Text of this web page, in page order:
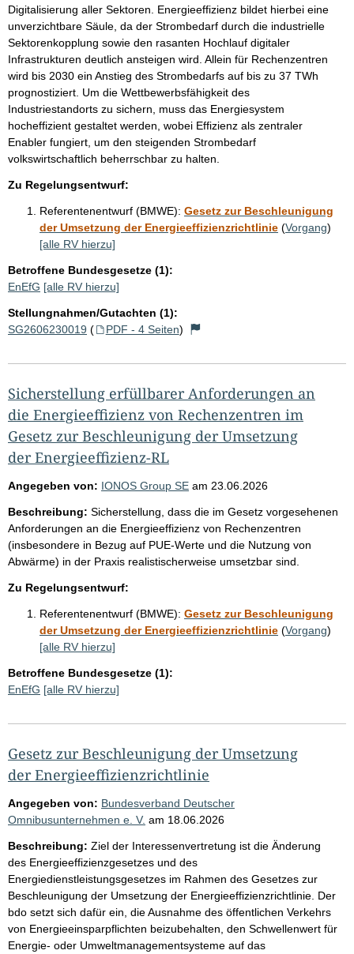
Digitalisierung aller Sektoren. Energieeffizienz bildet hierbei eine
unverzichtbare Säule, da der Strombedarf durch die industrielle
Sektorenkopplung sowie den rasanten Hochlauf digitaler
Infrastrukturen deutlich ansteigen wird. Allein für Rechenzentren
wird bis 2030 ein Anstieg des Strombedarfs auf bis zu 37 TWh
prognostiziert. Um die Wettbewerbsfähigkeit des
Industriestandorts zu sichern, muss das Energiesystem
hocheffizient gestaltet werden, wobei Effizienz als zentraler
Enabler fungiert, um den steigenden Strombedarf
volkswirtschaftlich beherrschbar zu halten.
Zu Regelungsentwurf:
Referentenentwurf (BMWE): Gesetz zur Beschleunigung
der Umsetzung der Energieeffizienzrichtlinie (Vorgang)
[alle RV hierzu]
Betroffene Bundesgesetze (1):
EnEfG [alle RV hierzu]
Stellungnahmen/Gutachten (1):
SG2606230019 ( PDF - 4 Seiten)
Sicherstellung erfüllbarer Anforderungen an
die Energieeffizienz von Rechenzentren im
Gesetz zur Beschleunigung der Umsetzung
der Energieeffizienz-RL
Angegeben von: IONOS Group SE am 23.06.2026
Beschreibung: Sicherstellung, dass die im Gesetz vorgesehenen
Anforderungen an die Energieeffizienz von Rechenzentren
(insbesondere in Bezug auf PUE-Werte und die Nutzung von
Abwärme) in der Praxis realistischerweise umsetzbar sind.
Zu Regelungsentwurf:
Referentenentwurf (BMWE): Gesetz zur Beschleunigung
der Umsetzung der Energieeffizienzrichtlinie (Vorgang)
[alle RV hierzu]
Betroffene Bundesgesetze (1):
EnEfG [alle RV hierzu]
Gesetz zur Beschleunigung der Umsetzung
der Energieeffizienzrichtlinie
Angegeben von: Bundesverband Deutscher
Omnibusunternehmen e. V. am 18.06.2026
Beschreibung: Ziel der Interessenvertretung ist die Änderung
des Energieeffizienzgesetzes und des
Energiedienstleistungsgesetzes im Rahmen des Gesetzes zur
Beschleunigung der Umsetzung der Energieeffizienzrichtlinie. Der
bdo setzt sich dafür ein, die Ausnahme des öffentlichen Verkehrs
von Energieeinsparpflichten beizubehalten, den Schwellenwert für
Energie- oder Umweltmanagementsysteme auf das